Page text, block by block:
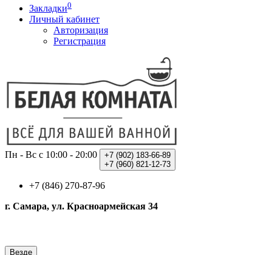
Закладки0
Личный кабинет
Авторизация
Регистрация
Пн - Вс с 10:00 - 20:00 +7 (902) 183-66-89
+7 (960) 821-12-73
+7 (846) 270-87-96
г. Самара, ул. Красноармейская 34
Везде